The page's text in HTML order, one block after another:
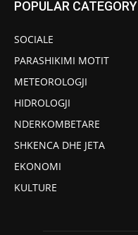
POPULAR CATEGORY
SOCIALE
PARASHIKIMI MOTIT
METEOROLOGJI
HIDROLOGJI
NDERKOMBETARE
SHKENCA DHE JETA
EKONOMI
KULTURE